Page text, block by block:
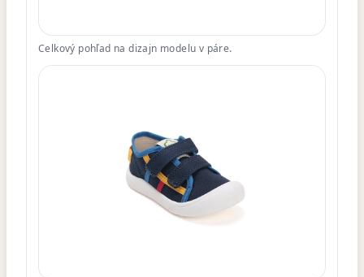
Celkový pohľad na dizajn modelu v páre.